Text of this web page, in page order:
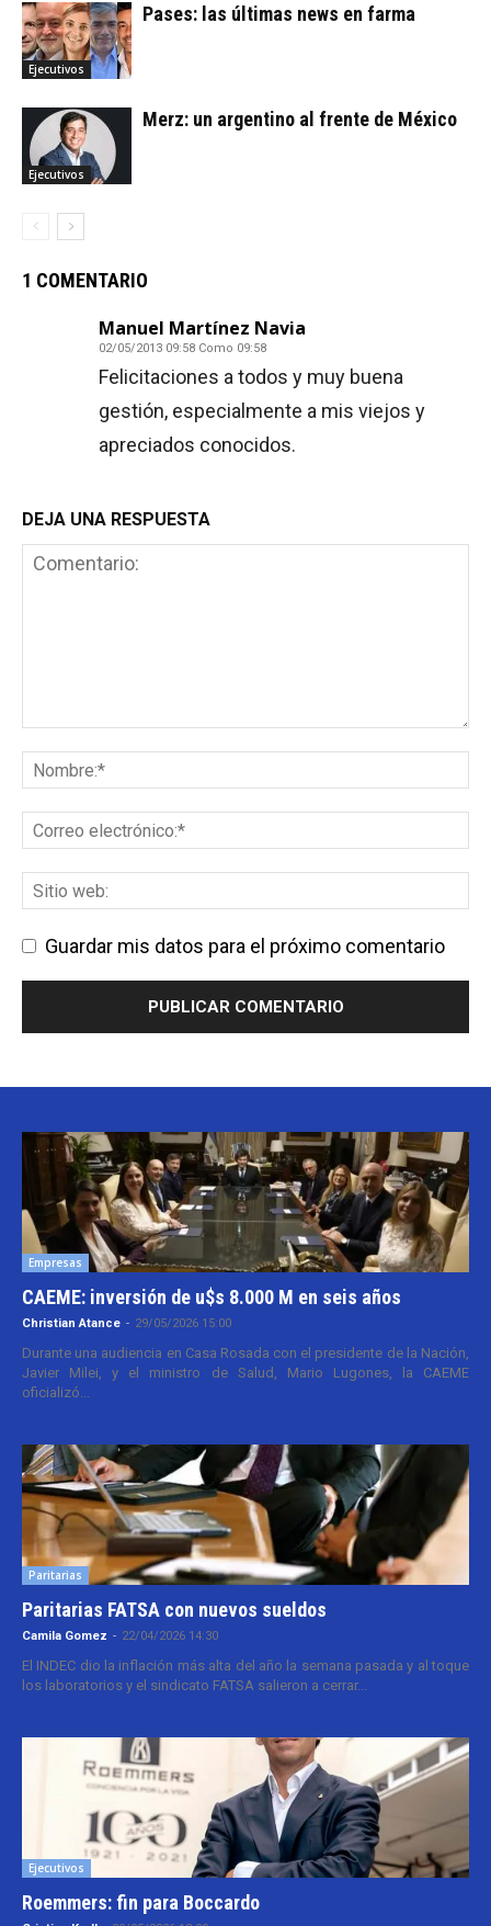
Ejecutivos
Pases: las últimas news en farma
Ejecutivos
Merz: un argentino al frente de México
1 COMENTARIO
Manuel Martínez Navia
02/05/2013 09:58 Como 09:58
Felicitaciones a todos y muy buena
gestión, especialmente a mis viejos y
apreciados conocidos.
DEJA UNA RESPUESTA
Guardar mis datos para el próximo comentario
Empresas
CAEME: inversión de u$s 8.000 M en seis años
Christian Atance - 29/05/2026 15:00
Durante una audiencia en Casa Rosada con el presidente de la Nación,
Javier Milei, y el ministro de Salud, Mario Lugones, la CAEME
oficializó...
Paritarias
Paritarias FATSA con nuevos sueldos
Camila Gomez - 22/04/2026 14:30
El INDEC dio la inflación más alta del año la semana pasada y al toque
los laboratorios y el sindicato FATSA salieron a cerrar...
Ejecutivos
Roemmers: fin para Boccardo